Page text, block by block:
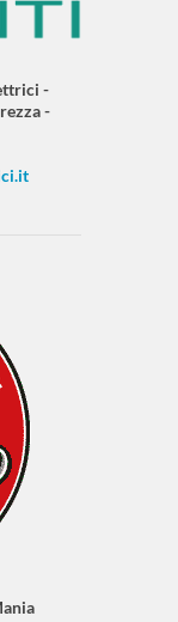
-
-